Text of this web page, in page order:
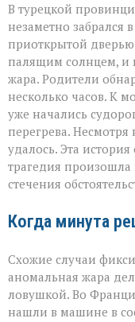
В турецкой
незаметно забрался
приоткрытой
палящим солнцем, и
жара. Родители
несколько часов. К
уже начались
перегрева.
удалось. Эта
трагедия произошла
стечения
Когда минута
Схожие случаи
аномальная жара
ловушкой. Во
нашли в машине в